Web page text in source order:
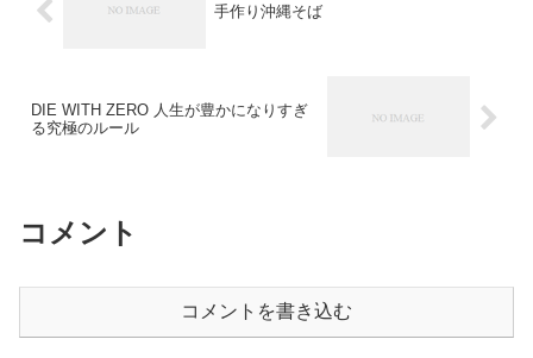
手作り沖縄そば
DIE WITH ZERO 人生が豊かになりすぎ
る究極のルール
コメント
コメントを書き込む